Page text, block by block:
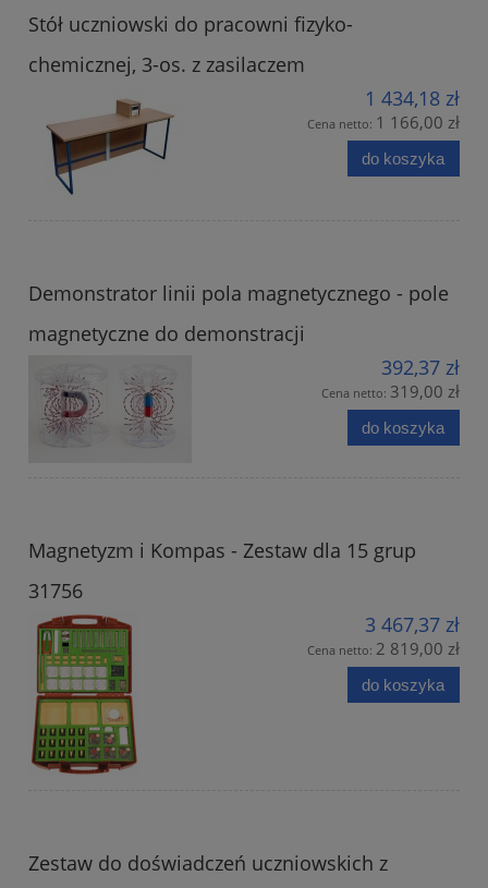
Stół uczniowski do pracowni fizyko-
chemicznej, 3-os. z zasilaczem
1 434,18 zł
Cena netto: 1 166,00 zł
do koszyka
Demonstrator linii pola magnetycznego - pole
magnetyczne do demonstracji
392,37 zł
Cena netto: 319,00 zł
do koszyka
Magnetyzm i Kompas - Zestaw dla 15 grup
31756
3 467,37 zł
Cena netto: 2 819,00 zł
do koszyka
Zestaw do doświadczeń uczniowskich z